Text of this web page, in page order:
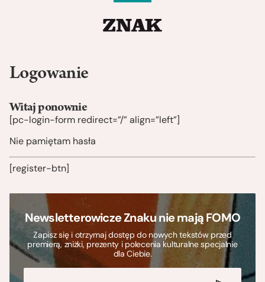
Logowanie
Witaj ponownie
[pc-login-form redirect=”/” align=”left”]
Nie pamiętam hasła
[register-btn]
Newsletterowicze Znaku nie mają FOMO
Zapisz się i otrzymaj dostęp do nowych tekstów przed
premierą, zniżki, prezenty i polecenia kulturalne specjalnie
dla Ciebie.